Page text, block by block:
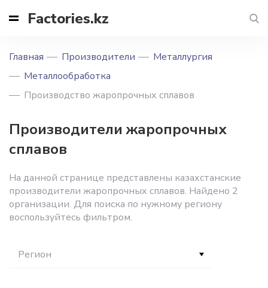
Factories.kz
Главная Производители
Металлургия
Металлообработка
Производство жаропрочных сплавов
Производители жаропрочных
сплавов
На данной странице представлены казахстанские
производители жаропрочных сплавов. Найдено 2
организации. Для поиска по нужному региону
воспользуйтесь фильтром.
Регион